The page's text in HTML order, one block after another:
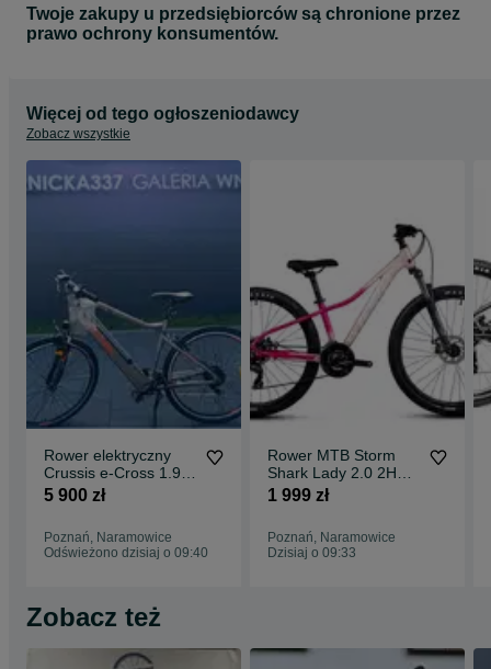
Twoje zakupy u przedsiębiorców są chronione przez
prawo ochrony konsumentów.
Więcej od tego ogłoszeniodawcy
Zobacz wszystkie
Rower elektryczny
Crussis e-Cross 1.9-
(612 Wh), rama 18",
5 900 zł
Poznań, Naramowice
Odświeżono dzisiaj o 09:40
Rower MTB Storm
Shark Lady 2.0 2HD,
13" pudrowy róż-perła
1 999 zł
Poznań, Naramowice
Dzisiaj o 09:33
Zobacz też